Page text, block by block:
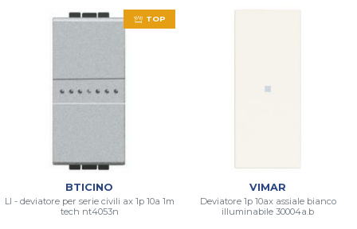
TOP
BTICINO
Ll - deviatore per serie civili ax 1p 10a 1m
tech nt4053n
VIMAR
Deviatore 1p 10ax assiale bianco
illuminabile 30004a.b